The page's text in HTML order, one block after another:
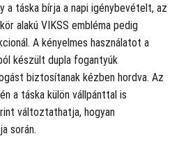
a táska bírja a napi igénybevételt, az
alakú VIKSS embléma pedig
A kényelmes használatot a
készült dupla fogantyúk
biztosítanak kézben hordva. Az
a táska külön vállpánttal is
változtathatja, hogyan
során.